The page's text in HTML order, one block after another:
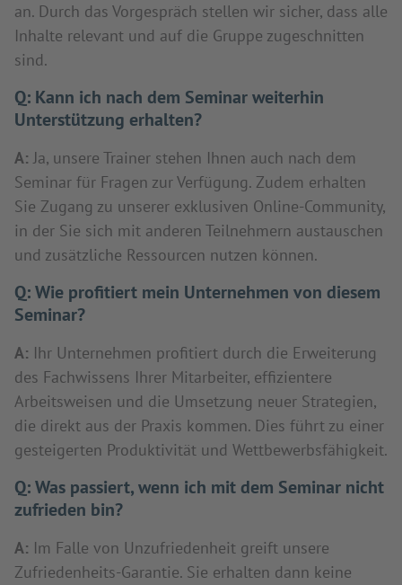
an. Durch das Vorgespräch stellen wir sicher, dass alle
Inhalte relevant und auf die Gruppe zugeschnitten
sind.
Q: Kann ich nach dem Seminar weiterhin
Unterstützung erhalten?
A: Ja, unsere Trainer stehen Ihnen auch nach dem
Seminar für Fragen zur Verfügung. Zudem erhalten
Sie Zugang zu unserer exklusiven Online-Community,
in der Sie sich mit anderen Teilnehmern austauschen
und zusätzliche Ressourcen nutzen können.
Q:Wie profitiert mein Unternehmen von diesem
Seminar?
A: Ihr Unternehmen profitiert durch die Erweiterung
des Fachwissens Ihrer Mitarbeiter, effizientere
Arbeitsweisen und die Umsetzung neuer Strategien,
die direkt aus der Praxis kommen. Dies führt zu einer
gesteigerten Produktivität und Wettbewerbsfähigkeit.
Q:Was passiert, wenn ich mit dem Seminar nicht
zufrieden bin?
A: Im Falle von Unzufriedenheit greift unsere
Zufriedenheits-Garantie. Sie erhalten dann keine